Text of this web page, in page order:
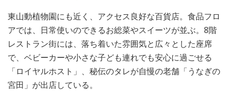
東山動植物園にも近く、アクセス良好な百貨店。食品フロ
アでは、日常使いのできるお総菜やスイーツが並ぶ。8階
レストラン街には、落ち着いた雰囲気と広々とした座席
で、ベビーカーや小さな子ども連れでも安心に過ごせる
「ロイヤルホスト」、秘伝のタレが自慢の老舗「うなぎの
宮田」が出店している。